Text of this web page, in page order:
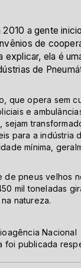
2010 a gente
de
explicar, ela é
de
que opera sem
e
sejam
para a indústria
mínima,
de pneus velhos
mil toneladas
natureza.
Nacional
foi publicada